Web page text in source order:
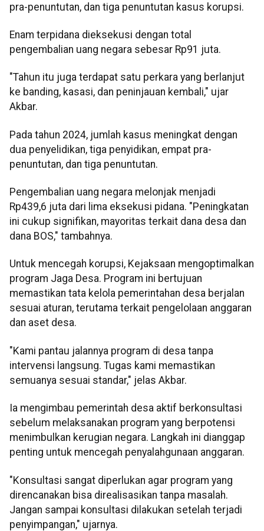
pra-penuntutan, dan tiga penuntutan kasus korupsi.
Enam terpidana dieksekusi dengan total
pengembalian uang negara sebesar Rp91 juta.
"Tahun itu juga terdapat satu perkara yang berlanjut
ke banding, kasasi, dan peninjauan kembali," ujar
Akbar.
Pada tahun 2024, jumlah kasus meningkat dengan
dua penyelidikan, tiga penyidikan, empat pra-
penuntutan, dan tiga penuntutan.
Pengembalian uang negara melonjak menjadi
Rp439,6 juta dari lima eksekusi pidana. "Peningkatan
ini cukup signifikan, mayoritas terkait dana desa dan
dana BOS," tambahnya.
Untuk mencegah korupsi, Kejaksaan mengoptimalkan
program Jaga Desa. Program ini bertujuan
memastikan tata kelola pemerintahan desa berjalan
sesuai aturan, terutama terkait pengelolaan anggaran
dan aset desa.
"Kami pantau jalannya program di desa tanpa
intervensi langsung. Tugas kami memastikan
semuanya sesuai standar," jelas Akbar.
Ia mengimbau pemerintah desa aktif berkonsultasi
sebelum melaksanakan program yang berpotensi
menimbulkan kerugian negara. Langkah ini dianggap
penting untuk mencegah penyalahgunaan anggaran.
"Konsultasi sangat diperlukan agar program yang
direncanakan bisa direalisasikan tanpa masalah.
Jangan sampai konsultasi dilakukan setelah terjadi
penyimpangan," ujarnya.